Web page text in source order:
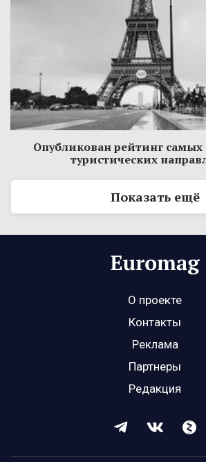
Опубликован рейтинг
туристических
Показать ещё
О проекте
Контакты
Реклама
Партнеры
Редакция